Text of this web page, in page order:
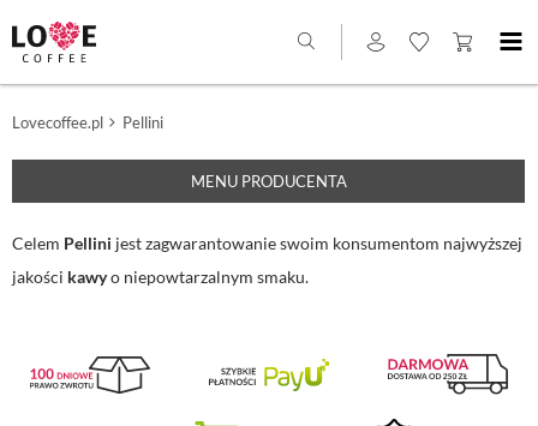
Lovecoffee.pl Pellini
MENU PRODUCENTA
Celem Pellini jest zagwarantowanie swoim konsumentom najwyższej
jakości kawyo niepowtarzalnym smaku.